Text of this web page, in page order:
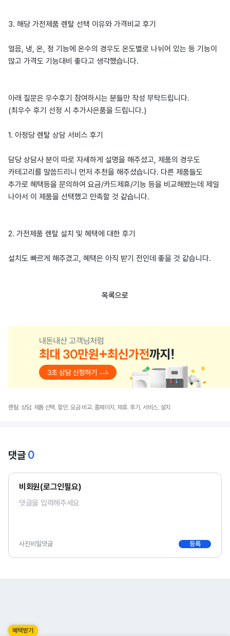
3. 해당 가전제품 렌탈 선택 이유와 가격비교 후기
얼음, 냉, 온, 정 기능에 온수의 경우도 온도별로 나뉘어 있는 등 기능이
많고 가격도 기능대비 좋다고 생각했습니다.
아래 질문은 우수후기 참여하시는 분들만 작성 부탁드립니다.
(최우수 후기 선정 시 추가사은품을 드립니다.)
1. 아정당 렌탈 상담 서비스 후기
담당 상담사 분이 따로 자세하게 설명을 해주셨고, 제품의 경우도
카테고리를 말씀드리니 먼저 추천을 해주셨습니다. 다른 제품들도
추가로 혜택등을 문의하여 요금/카드제휴/기능 등을 비교해봤는데 제일
나아서 이 제품을 선택했고 만족할 것 같습니다.
2. 가전제품 렌탈 설치 및 혜택에 대한 후기
설치도 빠르게 해주겼고, 혜택은 아직 받기 전인데 좋을 것 같습니다.
목록으로
렌탈, 상담, 제품 선택, 할인, 요금 비교, 홈페이지, 제휴, 후기, 서비스, 설치
댓글 0
비회원(로그인필요)
사진비밀댓글 등록